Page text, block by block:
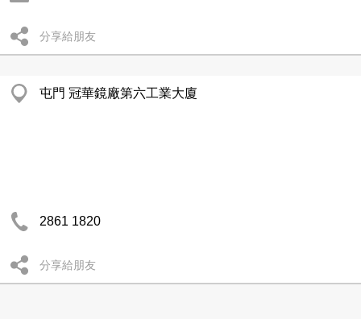
分享給朋友
屯門 冠華鏡廠第六工業大廈
2861 1820
分享給朋友